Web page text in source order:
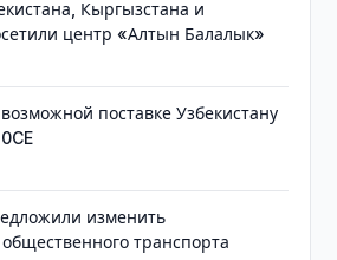
Кыргызстана и
центр «Алтын Балалык»
поставке Узбекистану
изменить
транспорта